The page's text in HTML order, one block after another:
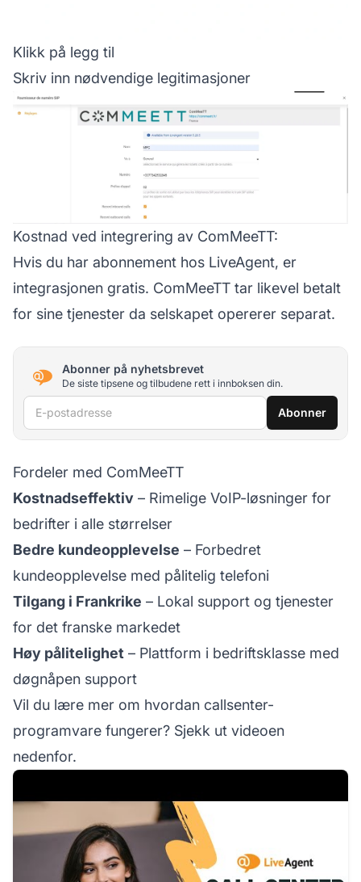
Klikk på legg til
Skriv inn nødvendige legitimasjoner
Kostnad ved integrering av ComMeeTT:
Hvis du har abonnement hos LiveAgent, er
integrasjonen gratis. ComMeeTT tar likevel betalt
for sine tjenester da selskapet opererer separat.
Abonner på nyhetsbrevet
De siste tipsene og tilbudene rett i innboksen din.
E-postadresse Abonner
Fordeler med ComMeeTT
Kostnadseffektiv – Rimelige VoIP-løsninger for
bedrifter i alle størrelser
Bedre kundeopplevelse – Forbedret
kundeopplevelse med pålitelig telefoni
Tilgang i Frankrike – Lokal support og tjenester
for det franske markedet
Høy pålitelighet – Plattform i bedriftsklasse med
døgnåpen support
Vil du lære mer om hvordan callsenter-
programvare fungerer? Sjekk ut videoen
nedenfor.